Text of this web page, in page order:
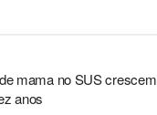
mama no SUS crescem
anos